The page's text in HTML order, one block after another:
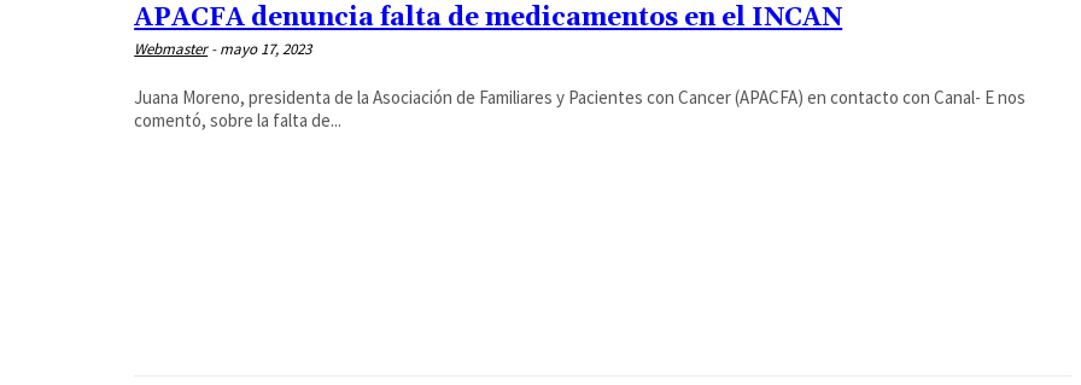
APACFA denuncia falta de medicamentos en el INCAN
Webmaster - mayo 17, 2023
Juana Moreno, presidenta de la Asociación de Familiares y Pacientes con Cancer (APACFA) en contacto con Canal- E nos
comentó, sobre la falta de...